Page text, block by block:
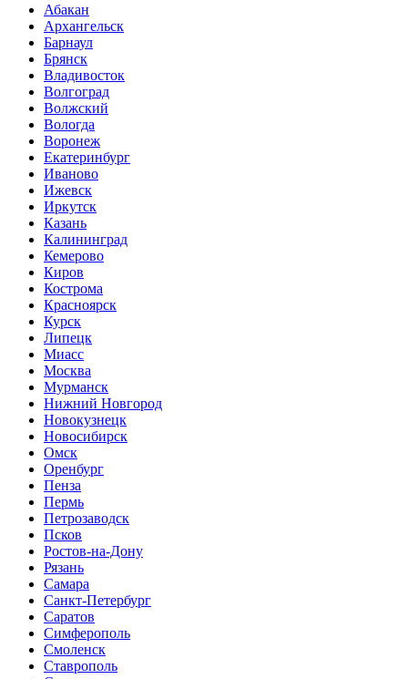
Абакан
Архангельск
Барнаул
Брянск
Владивосток
Волгоград
Волжский
Вологда
Воронеж
Екатеринбург
Иваново
Ижевск
Иркутск
Казань
Калининград
Кемерово
Киров
Кострома
Красноярск
Курск
Липецк
Миасс
Москва
Мурманск
Нижний Новгород
Новокузнецк
Новосибирск
Омск
Оренбург
Пенза
Пермь
Петрозаводск
Псков
Ростов-на-Дону
Рязань
Самара
Санкт-Петербург
Саратов
Симферополь
Смоленск
Ставрополь